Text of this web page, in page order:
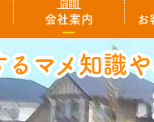
会社案内 お
るマメ知識